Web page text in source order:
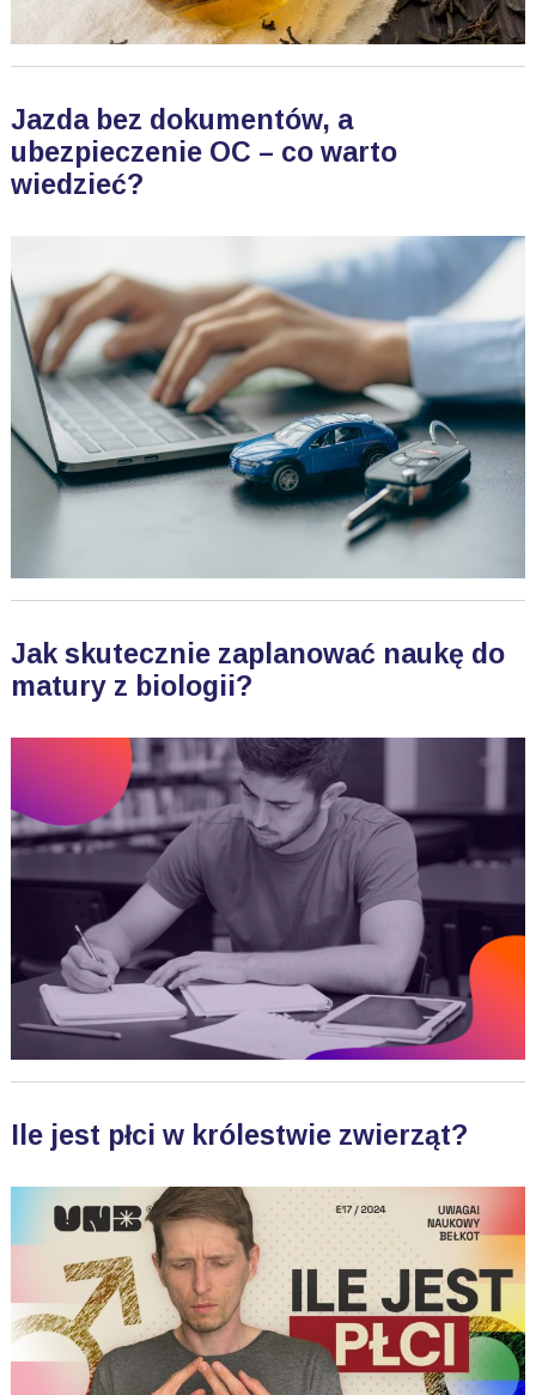
Jazda bez dokumentów, a
ubezpieczenie OC – co warto
wiedzieć?
Jak skutecznie zaplanować naukę do
matury z biologii?
Ile jest płci w królestwie zwierząt?